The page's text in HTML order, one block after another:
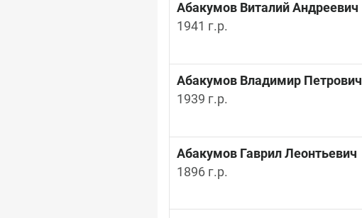
Абакумов Виталий Андреевич
1941 г.р.
Абакумов Владимир Петрович
1939 г.р.
Абакумов Гаврил Леонтьевич
1896 г.р.